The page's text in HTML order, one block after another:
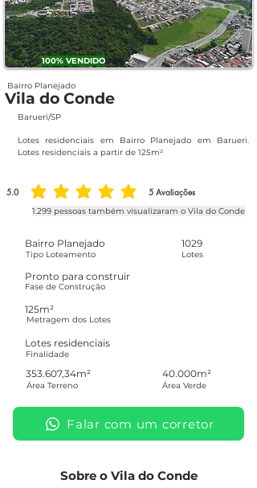
🤍
100% VENDIDO
Vila do Conde
Bairro Planejado
Barueri/SP
Lotes residenciais em Bairro Planejado em Barueri.
Lotes residenciais a partir de 125m²
5.0 5 Avaliações
classificação média é 5 de 5, com base em 5 votos, Avaliações
1.299 pessoas também visualizaram o Vila do Conde
Bairro Planejado
Tipo Loteamento
1029
Lotes
Pronto para construir
Fase de Construção
125m²
Metragem dos Lotes
Lotes residenciais
Finalidade
353.607,34m²
Área Terreno
40.000m²
Área Verde
Falar com um corretor
Sobre o Vila do Conde